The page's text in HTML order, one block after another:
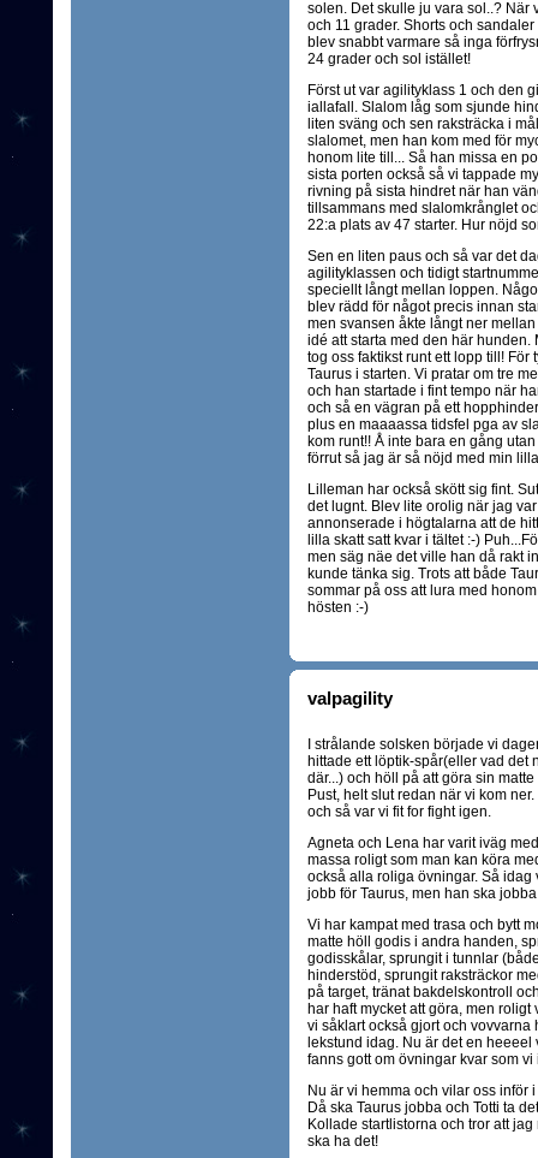
solen. Det skulle ju vara sol..?
och 11 grader. Shorts och
blev snabbt varmare så inga
24 grader och sol istället!
Först ut var agilityklass 1 och den
iallafall. Slalom låg som sjunde
liten sväng och sen raksträcka i
slalomet, men han kom med för
honom lite till... Så han missa en
sista porten också så vi tappade
rivning på sista hindret när han
tillsammans med slalomkrånglet
22:a plats av 47 starter. Hur nöjd
Sen en liten paus och så var det
agilityklassen och tidigt
speciellt långt mellan loppen.
blev rädd för något precis innan
men svansen åkte långt ner
idé att starta med den här
tog oss faktikst runt ett lopp till!
Taurus i starten. Vi pratar om tre
och han startade i fint tempo när
och så en vägran på ett
plus en maaaassa tidsfel pga av
kom runt!! Å inte bara en gång
förrut så jag är så nöjd med min
Lilleman har också skött sig fint.
det lugnt. Blev lite orolig när jag
annonserade i högtalarna att de
lilla skatt satt kvar i tältet :-)
men säg näe det ville han då rakt
kunde tänka sig. Trots att både
sommar på oss att lura med
hösten :-)
valpagility
I strålande solsken började vi
hittade ett löptik-spår(eller vad det
där...) och höll på att göra sin
Pust, helt slut redan när vi kom
och så var vi fit for fight igen.
Agneta och Lena har varit iväg
massa roligt som man kan köra
också alla roliga övningar. Så idag
jobb för Taurus, men han ska
Vi har kampat med trasa och bytt
matte höll godis i andra handen,
godisskålar, sprungit i tunnlar
hinderstöd, sprungit raksträckor
på target, tränat bakdelskontroll
har haft mycket att göra, men
vi såklart också gjort och vovvarna
lekstund idag. Nu är det en
fanns gott om övningar kvar som vi
Nu är vi hemma och vilar oss inför
Då ska Taurus jobba och Totti ta
Kollade startlistorna och tror att
ska ha det!